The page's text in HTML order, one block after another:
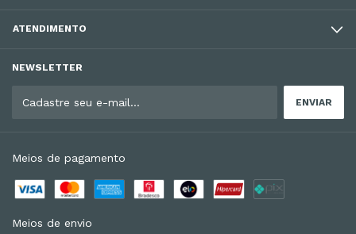
ATENDIMENTO
NEWSLETTER
Meios de pagamento
Meios de envio